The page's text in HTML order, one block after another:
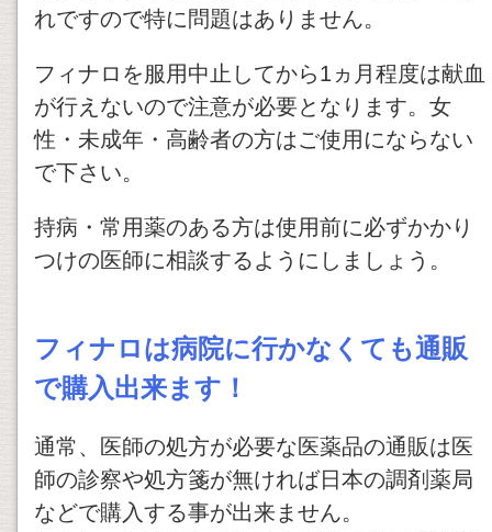
れですので特に問題はありません。
フィナロを服用中止してから1ヵ月程度は献血
が行えないので注意が必要となります。女
性・未成年・高齢者の方はご使用にならない
で下さい。
持病・常用薬のある方は使用前に必ずかかり
つけの医師に相談するようにしましょう。
フィナロは病院に行かなくても通販
で購入出来ます！
通常、医師の処方が必要な医薬品の通販は医
師の診察や処方箋が無ければ日本の調剤薬局
などで購入する事が出来ません。